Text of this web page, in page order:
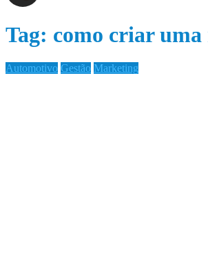
Tag: como criar
Automotivo Gestão Marketing